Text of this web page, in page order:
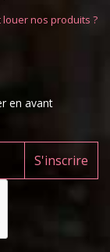
louer nos produits ?
en avant